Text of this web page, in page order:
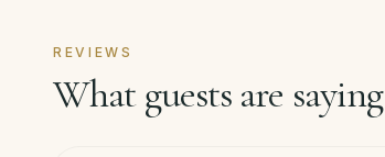
REVIEWS
What guests are saying